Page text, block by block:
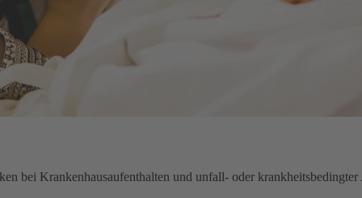
bei Krankenhausaufenthalten und unfall- oder